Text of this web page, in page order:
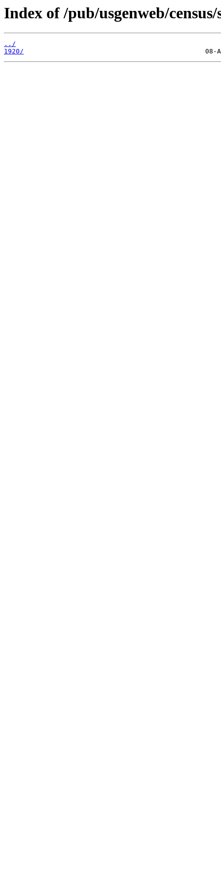
Index of /pub/usgenweb/
../
1920/